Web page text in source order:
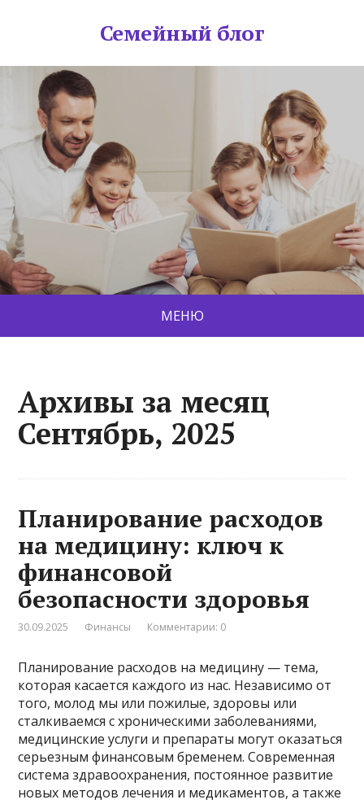
Семейный блог
МЕНЮ
Архивы за месяц
Сентябрь, 2025
Планирование расходов
на медицину: ключ к
финансовой
безопасности здоровья
30.09.2025 Финансы Комментарии: 0
Планирование расходов на медицину — тема,
которая касается каждого из нас. Независимо от
того, молод мы или пожилые, здоровы или
сталкиваемся с хроническими заболеваниями,
медицинские услуги и препараты могут оказаться
серьезным финансовым бременем. Современная
система здравоохранения, постоянное развитие
новых методов лечения и медикаментов, а также